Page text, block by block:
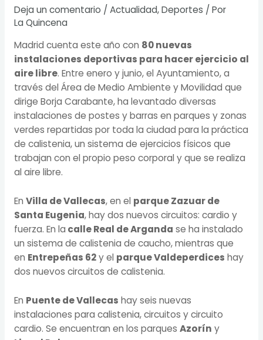
Deja un comentario / Actualidad,Deportes / Por
La Quincena
Madrid cuenta este año con 80 nuevas
instalaciones deportivas para hacer ejercicio al
aire libre. Entre enero y junio, el Ayuntamiento, a
través del Área de Medio Ambiente y Movilidad que
dirige Borja Carabante, ha levantado diversas
instalaciones de postes y barras en parques y zonas
verdes repartidas por toda la ciudad para la práctica
de calistenia, un sistema de ejercicios físicos que
trabajan con el propio peso corporal y que se realiza
al aire libre.
En Villa de Vallecas, en el parque Zazuar de
Santa Eugenia, hay dos nuevos circuitos: cardio y
fuerza. En la calle Real de Arganda se ha instalado
un sistema de calistenia de caucho, mientras que
en Entrepeñas 62y el parque Valdeperdices hay
dos nuevos circuitos de calistenia.
En Puente de Vallecas hay seis nuevas
instalaciones para calistenia, circuitos y circuito
cardio. Se encuentran en los parques Azorín y